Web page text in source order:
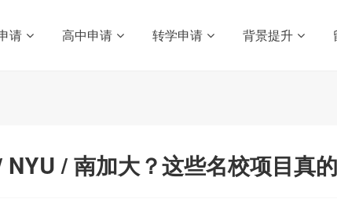
请 高中申请 转学申请 背景提升
/ 南加大？这些名校项目真